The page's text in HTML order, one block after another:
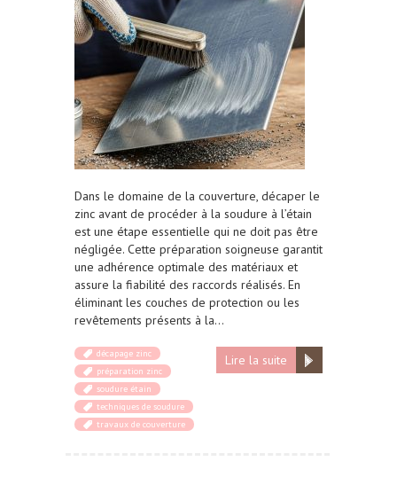
Dans le domaine de la couverture, décaper le
zinc avant de procéder à la soudure à l’étain
est une étape essentielle qui ne doit pas être
négligée. Cette préparation soigneuse garantit
une adhérence optimale des matériaux et
assure la fiabilité des raccords réalisés. En
éliminant les couches de protection ou les
revêtements présents à la…
Lire la suite
décapage zinc
préparation zinc
soudure étain
techniques de soudure
travaux de couverture